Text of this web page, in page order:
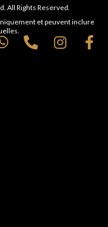
All Rights Reserved.
et peuvent inclure